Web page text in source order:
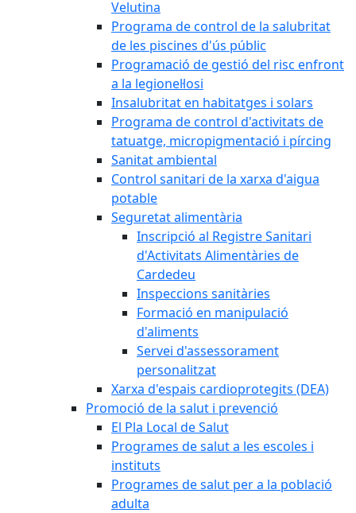
Velutina
Programa de control de la salubritat
de les piscines d'ús públic
Programació de gestió del risc enfront
a la legionel·losi
Insalubritat en habitatges i solars
Programa de control d'activitats de
tatuatge, micropigmentació i pírcing
Sanitat ambiental
Control sanitari de la xarxa d'aigua
potable
Seguretat alimentària
Inscripció al Registre Sanitari
d'Activitats Alimentàries de
Cardedeu
Inspeccions sanitàries
Formació en manipulació
d'aliments
Servei d'assessorament
personalitzat
Xarxa d'espais cardioprotegits (DEA)
Promoció de la salut i prevenció
El Pla Local de Salut
Programes de salut a les escoles i
instituts
Programes de salut per a la població
adulta